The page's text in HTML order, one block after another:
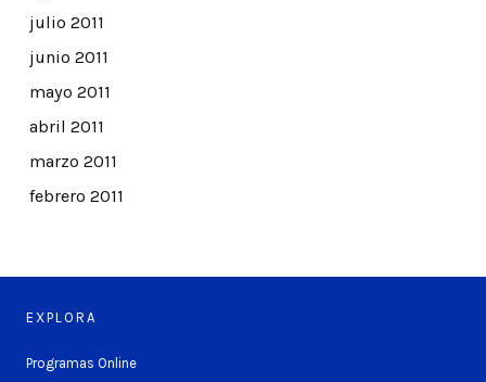
julio 2011
junio 2011
mayo 2011
abril 2011
marzo 2011
febrero 2011
EXPLORA
Programas Online